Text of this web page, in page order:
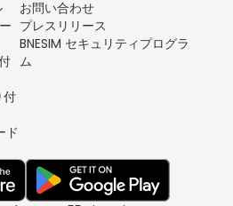
付
ド
お問い合わせ
プレスリリース
BNESIM セキュリティプログラ
ム